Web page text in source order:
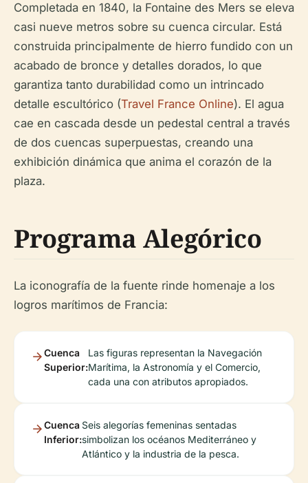
Completada en 1840, la Fontaine des Mers se eleva
casi nueve metros sobre su cuenca circular. Está
construida principalmente de hierro fundido con un
acabado de bronce y detalles dorados, lo que
garantiza tanto durabilidad como un intrincado
detalle escultórico (Travel France Online). El agua
cae en cascada desde un pedestal central a través
de dos cuencas superpuestas, creando una
exhibición dinámica que anima el corazón de la
plaza.
Programa Alegórico
La iconografía de la fuente rinde homenaje a los
logros marítimos de Francia:
Cuenca
Superior:
Las figuras representan la Navegación
Marítima, la Astronomía y el Comercio,
cada una con atributos apropiados.
Cuenca
Inferior:
Seis alegorías femeninas sentadas
simbolizan los océanos Mediterráneo y
Atlántico y la industria de la pesca.